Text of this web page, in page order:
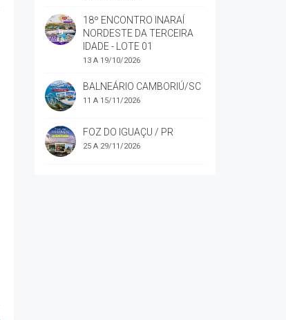
18º ENCONTRO INARAÍ
NORDESTE DA TERCEIRA
IDADE - LOTE 01
13 A 19/10/2026
BALNEÁRIO CAMBORIÚ/SC
11 A 15/11/2026
FOZ DO IGUAÇU / PR
25 A 29/11/2026